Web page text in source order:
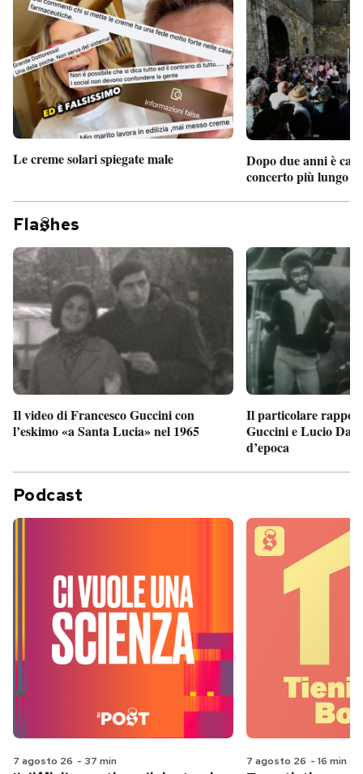
Le creme solari spiegate male
Dopo due anni è
concerto più lungo
Fla hes
Il video di Francesco Guccini con
l’eskimo «a Santa Lucia» nel 1965
Il particolare
Guccini e Lucio
d’epoca
Podcast
7 agosto 26 - 37 min 7 agosto 26 - 16 min